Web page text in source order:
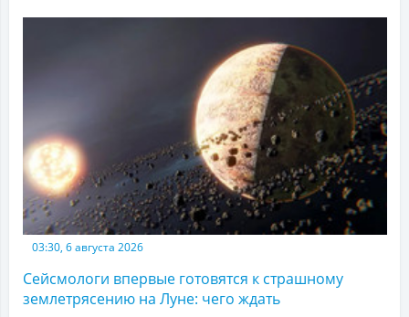
03:30, 6 августа 2026
Сейсмологи впервые готовятся к страшному
землетрясению на Луне: чего ждать